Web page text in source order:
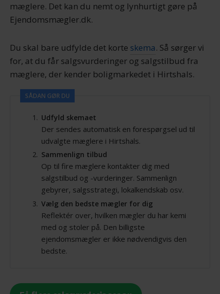
mæglere. Det kan du nemt og lynhurtigt gøre på
Ejendomsmægler.dk.
Du skal bare udfylde det korte skema. Så sørger vi
for, at du får salgsvurderinger og salgstilbud fra
mæglere, der kender boligmarkedet i Hirtshals.
SÅDAN GØR DU
Udfyld skemaet
Der sendes automatisk en forespørgsel ud til
udvalgte mæglere i Hirtshals.
Sammenlign tilbud
Op til fire mæglere kontakter dig med
salgstilbud og -vurderinger. Sammenlign
gebyrer, salgsstrategi, lokalkendskab osv.
Vælg den bedste mægler for dig
Reflektér over, hvilken mægler du har kemi
med og stoler på. Den billigste
ejendomsmægler er ikke nødvendigvis den
bedste.